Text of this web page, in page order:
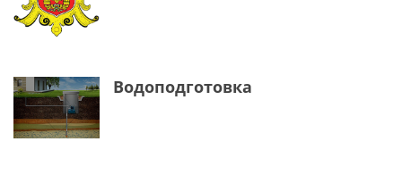
Водоподготовка